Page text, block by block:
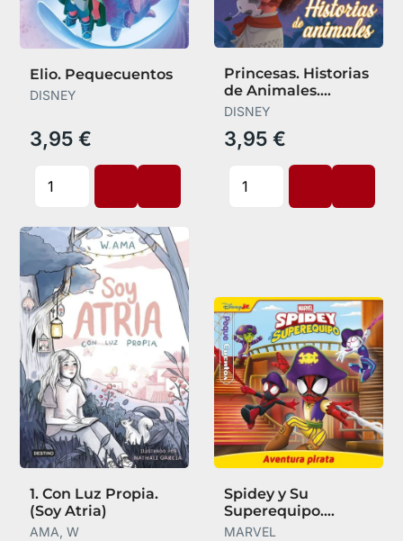
Elio. Pequecuentos
DISNEY
3,95 €
Princesas. Historias
de Animales.
Pequecuentos
DISNEY
3,95 €
1. Con Luz Propia.
(Soy Atria)
AMA, W
Spidey y Su
Superequipo.
Aventura Pirata.
MARVEL